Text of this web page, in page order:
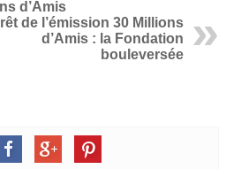
d’Amis
de l’émission 30 Millions
d’Amis : la Fondation
bouleversée